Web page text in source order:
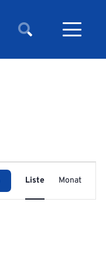
Liste Monat